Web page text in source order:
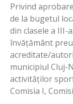
Privind
de la bugetul
din clasele a III-
învățământ
acreditate/
municipiul Cluj-
activităților
Comisia I,